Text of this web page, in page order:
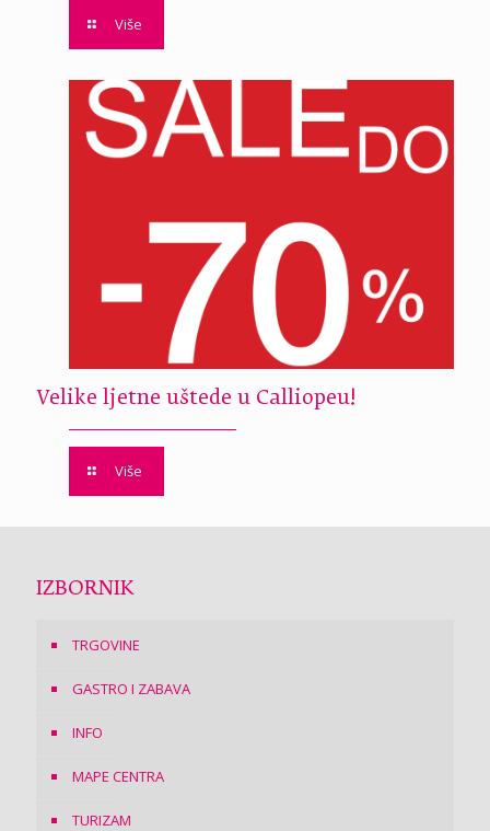
Više
Velike ljetne uštede u Calliopeu!
Više
IZBORNIK
TRGOVINE
GASTRO I ZABAVA
INFO
MAPE CENTRA
TURIZAM